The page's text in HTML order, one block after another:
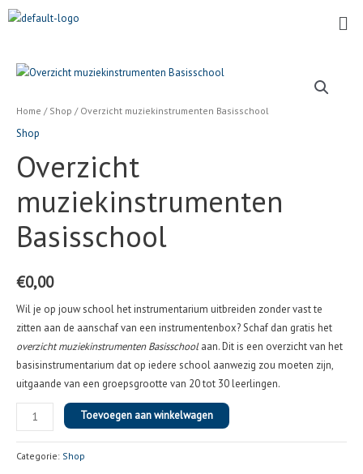
Ga
inhoud
Home / Shop / Overzicht muziekinstrumenten Basisschool
Shop
Overzicht
muziekinstrumenten
Basisschool
€0,00
Wil je op jouw school het instrumentarium uitbreiden zonder vast te
zitten aan de aanschaf van een instrumentenbox? Schaf dan gratis het
overzicht muziekinstrumenten Basisschoolaan. Dit is een overzicht van het
basisinstrumentarium dat op iedere school aanwezig zou moeten zijn,
uitgaande van een groepsgrootte van 20 tot 30 leerlingen.
Overzicht
Basisschool
aantal
Toevoegen aan winkelwagen
Categorie: Shop